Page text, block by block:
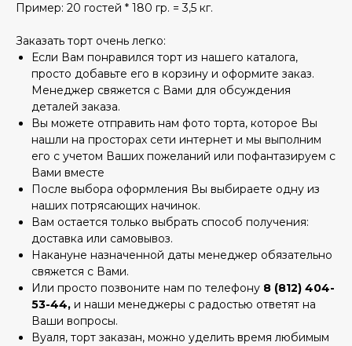
Пример: 20 гостей * 180 гр. = 3,5 кг.
Заказать торт очень легко:
Если Вам понравился торт из нашего каталога,
просто добавьте его в корзину и оформите заказ.
Менеджер свяжется с Вами для обсуждения
деталей заказа.
Вы можете отправить нам фото торта, которое Вы
нашли на просторах сети интернет и мы выполним
его с учетом Ваших пожеланий или пофантазируем с
Вами вместе
После выбора оформления Вы выбираете одну из
наших потрясающих начинок.
Вам остается только выбрать способ получения:
доставка или самовывоз.
Накануне назначенной даты менеджер обязательно
свяжется с Вами.
Или просто позвоните нам по телефону 8 (812) 404-
53-44, и наши менеджеры с радостью ответят на
Ваши вопросы.
Вуаля, торт заказан, можно уделить время любимым